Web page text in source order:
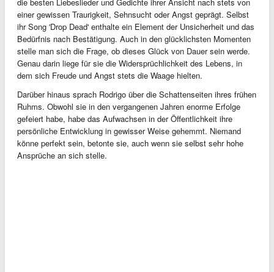
einer gewissen Traurigkeit, Sehnsucht oder Angst geprägt. Selbst
ihr Song 'Drop Dead' enthalte ein Element der Unsicherheit und das
Bedürfnis nach Bestätigung. Auch in den glücklichsten Momenten
stelle man sich die Frage, ob dieses Glück von Dauer sein werde.
Genau darin liege für sie die Widersprüchlichkeit des Lebens, in
dem sich Freude und Angst stets die Waage hielten.
Darüber hinaus sprach Rodrigo über die Schattenseiten ihres frühen
Ruhms. Obwohl sie in den vergangenen Jahren enorme Erfolge
gefeiert habe, habe das Aufwachsen in der Öffentlichkeit ihre
persönliche Entwicklung in gewisser Weise gehemmt. Niemand
könne perfekt sein, betonte sie, auch wenn sie selbst sehr hohe
Ansprüche an sich stelle.